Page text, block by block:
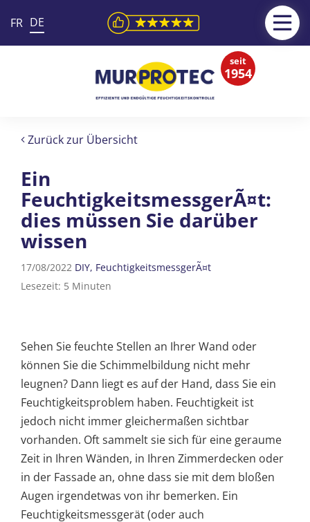
FR DE
seit
1954
Zurück zur Übersicht
Ein
FeuchtigkeitsmessgerÃ¤t:
dies müssen Sie darüber
wissen
17/08/2022 DIY FeuchtigkeitsmessgerÃ¤t
Lesezeit: 5 Minuten
Sehen Sie feuchte Stellen an Ihrer Wand oder
können Sie die Schimmelbildung nicht mehr
leugnen? Dann liegt es auf der Hand, dass Sie ein
Feuchtigkeitsproblem haben. Feuchtigkeit ist
jedoch nicht immer gleichermaßen sichtbar
vorhanden. Oft sammelt sie sich für eine geraume
Zeit in Ihren Wänden, in Ihren Zimmerdecken oder
in der Fassade an, ohne dass sie mit dem bloßen
Augen irgendetwas von ihr bemerken. Ein
Feuchtigkeitsmessgerät (oder auch